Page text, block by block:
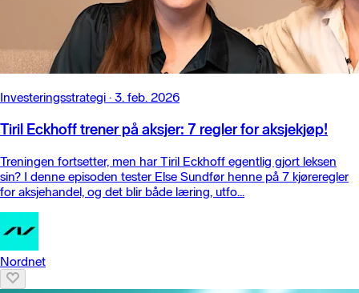
Investeringsstrategi · 3. feb. 2026
Tiril Eckhoff trener på aksjer: 7 regler for aksjekjøp!
Treningen fortsetter, men har Tiril Eckhoff egentlig gjort leksen
sin? I denne episoden tester Else Sundfør henne på 7 kjøreregler
for aksjehandel, og det blir både læring, utfo...
Nordnet